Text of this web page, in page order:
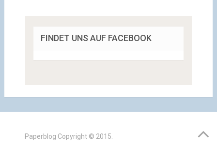
FINDET UNS AUF FACEBOOK
Paperblog Copyright © 2015.